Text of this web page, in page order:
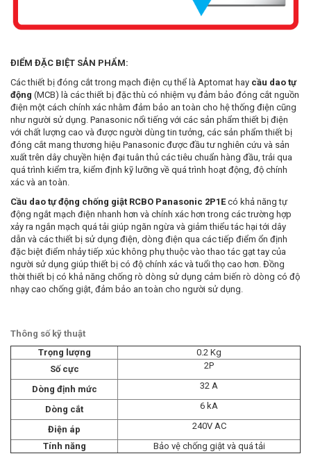
ĐIỂM ĐẶC BIỆT SẢN PHẨM:
Các thiết bị đóng cắt trong mạch điện cụ thể là Aptomat hay cầu dao tự
động (MCB) là các thiết bị đặc thù có nhiệm vụ đảm bảo đóng cắt nguồn
điện một cách chính xác nhằm đảm bảo an toàn cho hệ thống điện cũng
như người sử dụng. Panasonic nổi tiếng với các sản phẩm thiết bị điện
với chất lượng cao và được người dùng tin tưởng, các sản phẩm thiết bị
đóng cắt mang thương hiệu Panasonic được đầu tư nghiên cứu và sản
xuất trên dây chuyền hiện đại tuân thủ các tiêu chuẩn hàng đầu, trải qua
quá trình kiểm tra, kiểm định kỹ lưỡng về quá trình hoạt động, độ chính
xác và an toàn.
Cầu dao tự động chống giật RCBO Panasonic 2P1E có khả năng tự
động ngắt mạch điện nhanh hơn và chính xác hơn trong các trường hợp
xảy ra ngắn mạch quá tải giúp ngăn ngừa và giảm thiểu tác hại tới dây
dẫn và các thiết bị sử dụng điện, dòng điện qua các tiếp điểm ổn định
đặc biệt điểm nhảy tiếp xúc không phụ thuộc vào thao tác gạt tay của
người sử dụng giúp thiết bị có độ chính xác và tuổi thọ cao hơn. Đồng
thời thiết bị có khả năng chống rò dòng sử dụng cảm biến rò dòng có độ
nhạy cao chống giật, đảm bảo an toàn cho người sử dụng.
Thông số kỹ thuật
Trọng lượng
0.2 Kg
Số cực
2P
Dòng định mức 32 A
Dòng cắt 6 kA
Điện áp
240V AC
Tính năng
Bảo vệ chống giật và quá tải